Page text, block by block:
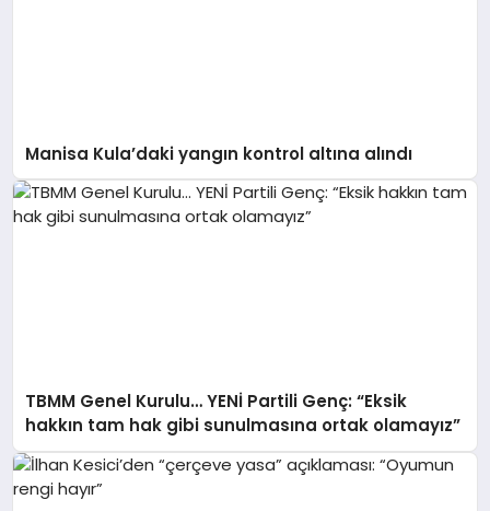
Manisa Kula’daki yangın kontrol altına alındı
TBMM Genel Kurulu… YENİ Partili Genç: “Eksik
hakkın tam hak gibi sunulmasına ortak olamayız”